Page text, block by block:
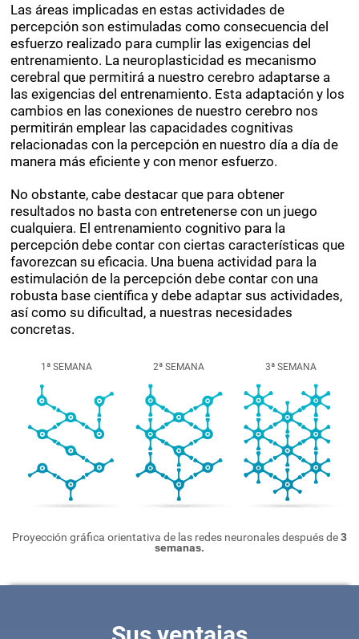
Las áreas implicadas en estas actividades de
percepción son estimuladas como consecuencia del
esfuerzo realizado para cumplir las exigencias del
entrenamiento. La neuroplasticidad es mecanismo
cerebral que permitirá a nuestro cerebro adaptarse a
las exigencias del entrenamiento. Esta adaptación y los
cambios en las conexiones de nuestro cerebro nos
permitirán emplear las capacidades cognitivas
relacionadas con la percepción en nuestro día a día de
No obstante, cabe destacar que para obtener
resultados no basta con entretenerse con un juego
cualquiera. El entrenamiento cognitivo para la
percepción debe contar con ciertas características que
favorezcan su eficacia. Una buena actividad para la
estimulación de la percepción debe contar con una
robusta base científica y debe adaptar sus actividades,
así como su dificultad, a nuestras necesidades
1ª SEMANA 3ª SEMANA